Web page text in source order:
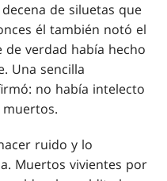
de siluetas que
él también notó el
verdad había hecho
Una sencilla
no había intelecto
muertos.
ruido y lo
Muertos vivientes por